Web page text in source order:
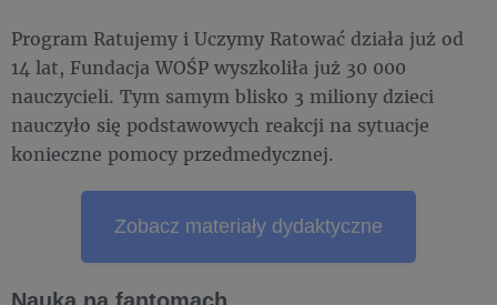
Program Ratujemy i Uczymy Ratować działa już od
14 lat, Fundacja WOŚP wyszkoliła już 30 000
nauczycieli. Tym samym blisko 3 miliony dzieci
nauczyło się podstawowych reakcji na sytuacje
konieczne pomocy przedmedycznej.
Zobacz materiały dydaktyczne